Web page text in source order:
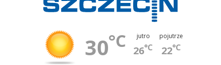
30°C jutro
26°C
pojutrze
22°C